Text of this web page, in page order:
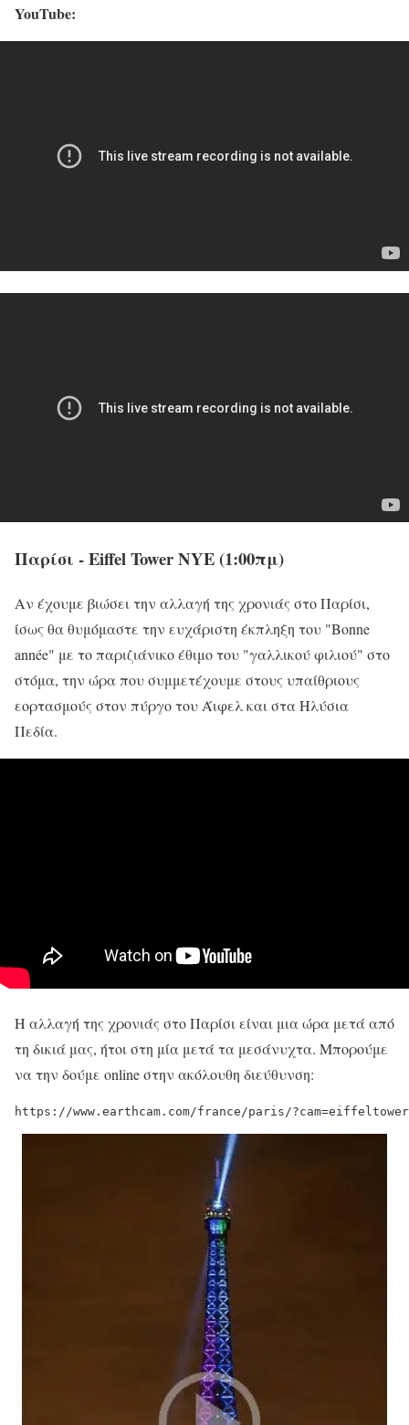
YouTube:
Παρίσι - Eiffel Tower NYE (1:00πμ)
Αν έχουμε βιώσει την αλλαγή της χρονιάς στο Παρίσι,
ίσως θα θυμόμαστε την ευχάριστη έκπληξη του "Bonne
année" με το παριζιάνικο έθιμο του "γαλλικού φιλιού" στο
στόμα, την ώρα που συμμετέχουμε στους υπαίθριους
εορτασμούς στον πύργο του Άιφελ και στα Ηλύσια
Πεδία.
Η αλλαγή της χρονιάς στο Παρίσι είναι μια ώρα μετά από
τη δικιά μας, ήτοι στη μία μετά τα μεσάνυχτα. Μπορούμε
να την δούμε online στην ακόλουθη διεύθυνση:
https://www.earthcam.com/france/paris/